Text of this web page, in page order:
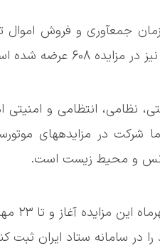
نظامی، انتظامی و امنیتی
و محیط زیست است.
در سامانه ستاد ایران ثبت